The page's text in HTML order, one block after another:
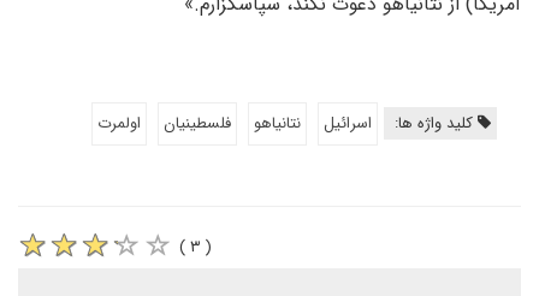
کلید واژه ها: اسرائیل نتانیاهو فلسطینیان اولمرت
( ۳ )